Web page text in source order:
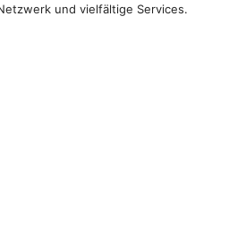
und vielfältige Services.